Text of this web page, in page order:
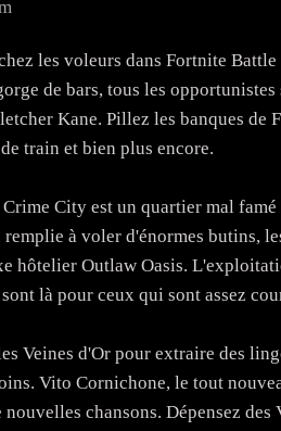
les voleurs dans Fortnite
de bars, tous les
Kane. Pillez les banques de
train et bien plus encore.
City est un quartier mal
à voler d'énormes butins,
hôtelier Outlaw Oasis.
là pour ceux qui sont assez
Veines d'Or pour extraire des
Vito Cornichone, le tout
chansons. Dépensez